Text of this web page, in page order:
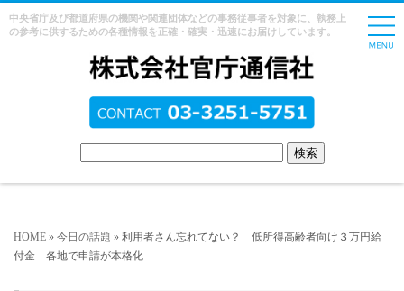
中央省庁及び都道府県の機関や関連団体などの事務従事者を対象に、執務上
の参考に供するための各種情報を正確・確実・迅速にお届けしています。
HOME » 今日の話題 » 利用者さん忘れてない？ 低所得高齢者向け３万円給
付金 各地で申請が本格化